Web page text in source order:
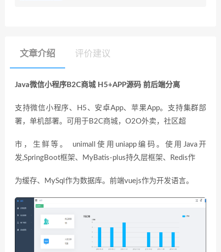
文章介绍 评价建议
Java微信小程序B2C商城 H5+APP源码 前后端分离
支持微信小程序、H5、安卓App、苹果App。支持集群部
署，单机部署。可用于B2C商城，O2O外卖，社区超
市，生鲜等。 unimall使用uniapp编码。使用Java开
发,SpringBoot框架、MyBatis-plus持久层框架、Redis作
为缓存、MySql作为数据库。前端vuejs作为开发语言。